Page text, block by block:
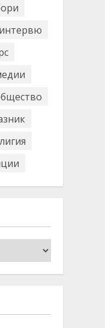
интервю